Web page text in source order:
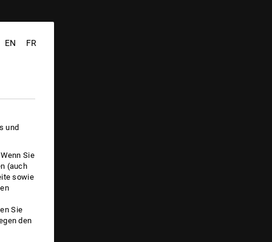
EN FR
und
Sie
(auch
sowie
Sie
den